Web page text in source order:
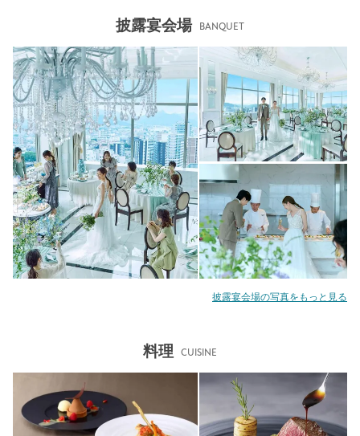
披露宴会場 BANQUET
披露宴会場の写真をもっと見る
料理 CUISINE